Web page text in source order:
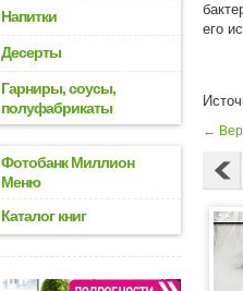
Напитки
Десерты
Гарниры, соусы,
полуфабрикаты
Фотобанк Миллион
Меню
Каталог книг
его
←